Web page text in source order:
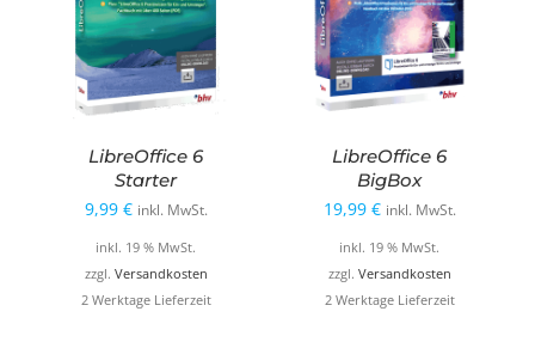
LibreOffice 6
Starter
9,99 € inkl. MwSt.
inkl. 19 % MwSt.
zzgl. Versandkosten
2 Werktage Lieferzeit
LibreOffice 6
BigBox
19,99 € inkl. MwSt.
inkl. 19 % MwSt.
zzgl. Versandkosten
2 Werktage Lieferzeit